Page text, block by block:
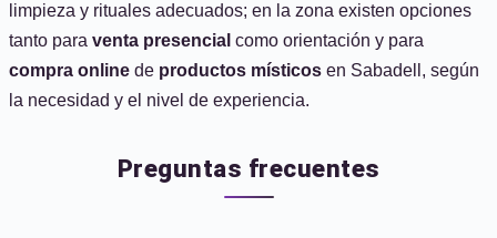
limpieza y rituales adecuados; en la zona existen opciones
tanto para venta presencial como orientación y para
compra online de productos místicos en Sabadell, según
la necesidad y el nivel de experiencia.
Preguntas frecuentes